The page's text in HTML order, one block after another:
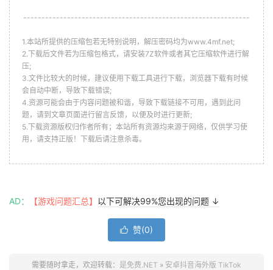
--------------------------------------------------------------
1.本站所提供的压缩包若无特别说明，解压密码均为www.4mf.net;
2.下载后文件若为压缩包格式，请安装7Z软件或者其它压缩软件进行解
压;
3.文件比较大的时候，建议使用下载工具进行下载，浏览器下载有时候
会自动中断，导致下载错误;
4.资源可能会由于内容问题被和谐，导致下载链接不可用，遇到此问
题，请到文章页面进行留言反馈，以便及时进行更新;
5.下载资源版权归作者所有；本站所有资源均来源于网络，仅供学习使
用，请支持正版！下载后请注意杀毒。
AD： 【游戏问题汇总】 以下可解决99%您出现的问题 ↓
 赞(0)
需要随时拿走，欢迎转载： 是免费.NET » 安卓抖音海外版 TikTok